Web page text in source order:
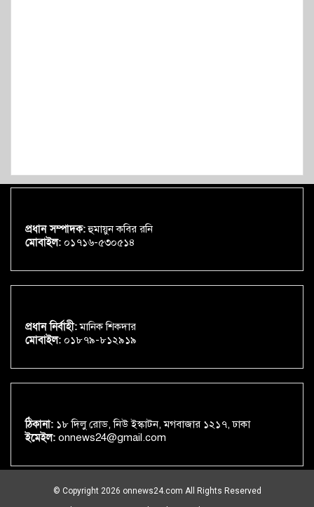
প্রধান সম্পাদক:হুমায়ুন কবির রনি
মোবাইল: ০১৭১৬-৫৩০৫১৪
প্রধান নির্বাহী:মানিক শিকদার
মোবাইল: ০১৮৭৯-৮১২৯১৯
ঠিকানা: ১৮ দিলু রোড, নিউ ইস্কাটন, মগবাজার ১২১৭, ঢাকা
ইমেইল: onnews24@gmail.com
© Copyright 2026 onnews24.com All Rights Reserved